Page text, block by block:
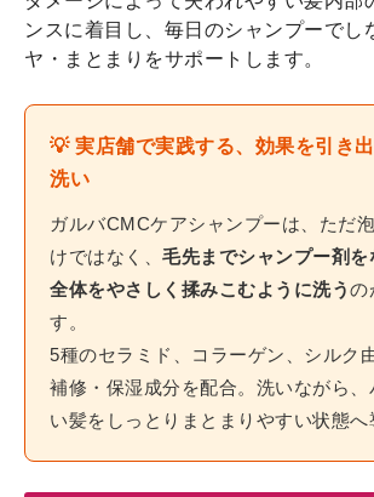
ンスに着目し、毎日のシャンプーでし
ヤ・まとまりをサポートします。
💡 実店舗で実践する、効果を引き
洗い
ガルバCMCケアシャンプーは、ただ
けではなく、 毛先までシャンプー剤を
全体をやさしく揉みこむように洗うの
す。
5種のセラミド、コラーゲン、シルク
補修・保湿成分を配合。洗いながら、
い髪をしっとりまとまりやすい状態へ